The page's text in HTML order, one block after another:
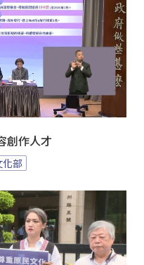
創作人才
化部